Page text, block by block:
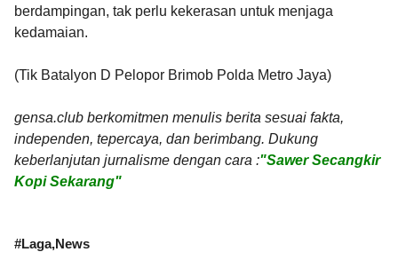
berdampingan, tak perlu kekerasan untuk menjaga
kedamaian.
(Tik Batalyon D Pelopor Brimob Polda Metro Jaya)
gensa.club berkomitmen menulis berita sesuai fakta,
independen, tepercaya, dan berimbang. Dukung
keberlanjutan jurnalisme dengan cara :"Sawer Secangkir
Kopi Sekarang"
#Laga News